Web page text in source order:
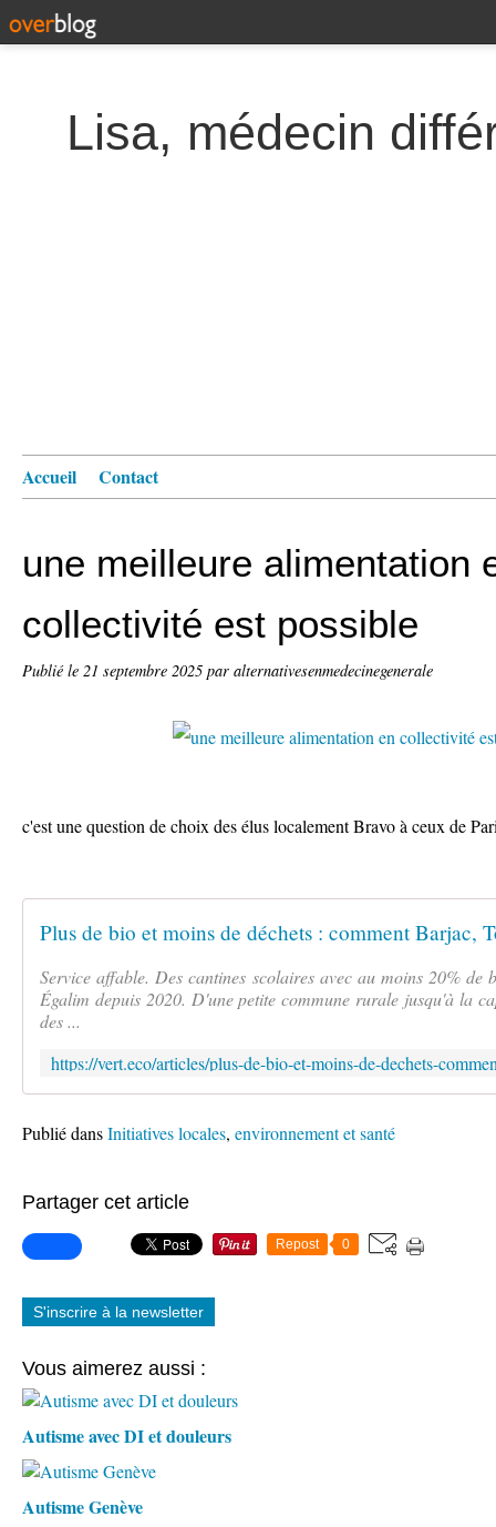
Lisa, médecin
Accueil Contact
une meilleure alimentation
collectivité est possible
Publié le 21 septembre 2025 par alternativesenmedecinegenerale
c'est une question de choix des élus localement Bravo à ceux de
Service affable. Des cantines scolaires avec au moins 20% de
Égalim depuis 2020. D'une petite commune rurale jusqu'à la
des ...
Publié dansInitiatives locales, environnement et santé
Partager cet article
Repost 0
S'inscrire à la newsletter
Vous aimerez aussi :
Autisme avec DI et douleurs
Autisme Genève